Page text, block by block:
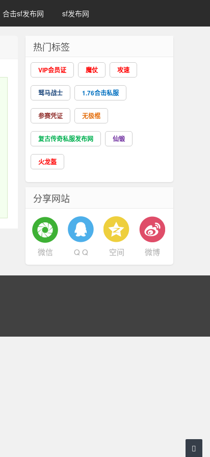
合击sf发布网 sf发布网
热门标签
VIP会员证 魔仗 攻速
驽马战士 1.76合击私服
参赛凭证 无极棍
复古传奇私服发布网 仙锻
火龙盔
分享网站
微信 Q Q 空间 微博